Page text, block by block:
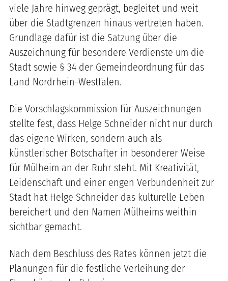
viele Jahre hinweg geprägt, begleitet und weit
über die Stadtgrenzen hinaus vertreten haben.
Grundlage dafür ist die Satzung über die
Auszeichnung für besondere Verdienste um die
Stadt sowie § 34 der Gemeindeordnung für das
Land Nordrhein-Westfalen.
Die Vorschlagskommission für Auszeichnungen
stellte fest, dass Helge Schneider nicht nur durch
das eigene Wirken, sondern auch als
künstlerischer Botschafter in besonderer Weise
für Mülheim an der Ruhr steht. Mit Kreativität,
Leidenschaft und einer engen Verbundenheit zur
Stadt hat Helge Schneider das kulturelle Leben
bereichert und den Namen Mülheims weithin
sichtbar gemacht.
Nach dem Beschluss des Rates können jetzt die
Planungen für die festliche Verleihung der